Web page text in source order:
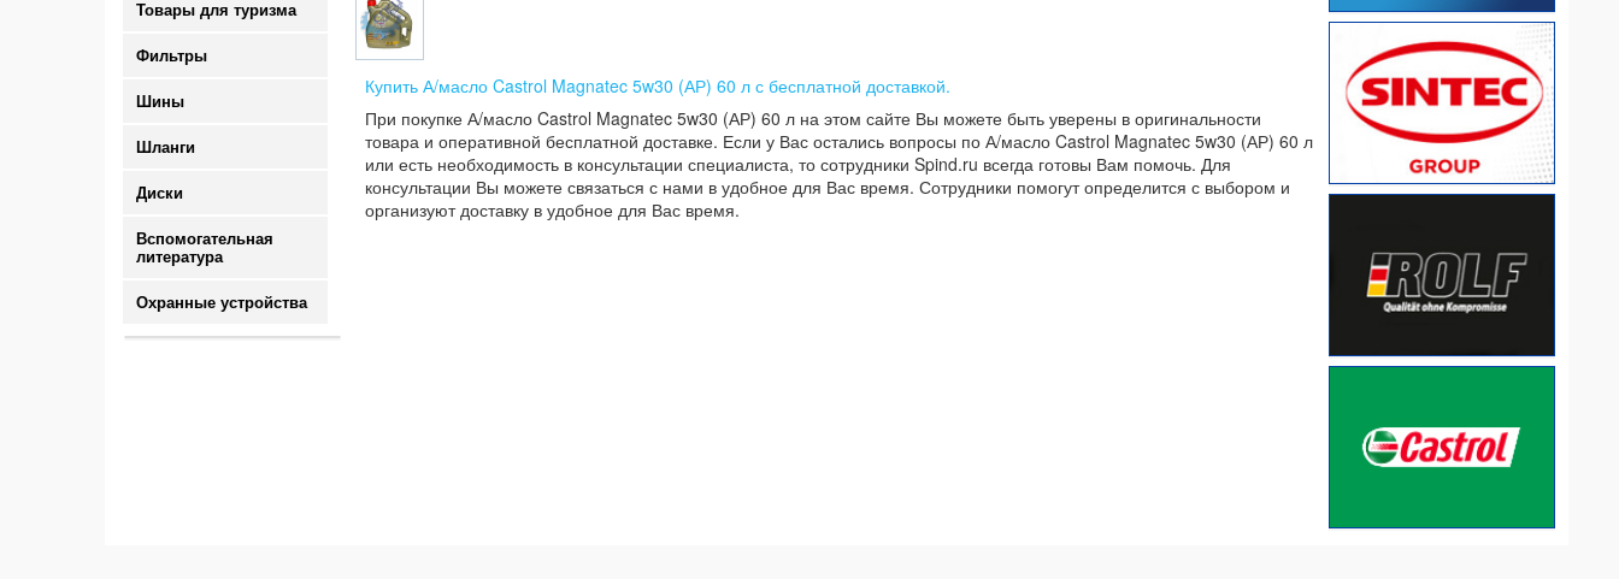
Товары для туризма
Фильтры
Шины
Шланги
Диски
Вспомогательная
литература
Охранные устройства
Купить А/масло Castrol Magnatec 5w30 (АР) 60 л с бесплатной доставкой.
При покупке А/масло Castrol Magnatec 5w30 (АР) 60 л на этом сайте Вы можете быть уверены в оригинальности
товара и оперативной бесплатной доставке. Если у Вас остались вопросы по А/масло Castrol Magnatec 5w30 (АР) 60 л
или есть необходимость в консультации специалиста, то сотрудники Spind.ru всегда готовы Вам помочь. Для
консультации Вы можете связаться с нами в удобное для Вас время. Сотрудники помогут определится с выбором и
организуют доставку в удобное для Вас время.